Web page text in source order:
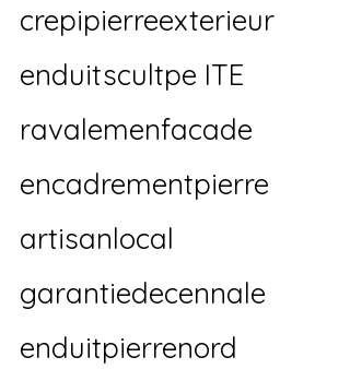
crepipierreexterieur
enduitscultpe ITE
ravalemenfacade
encadrementpierre
artisanlocal
garantiedecennale
enduitpierrenord